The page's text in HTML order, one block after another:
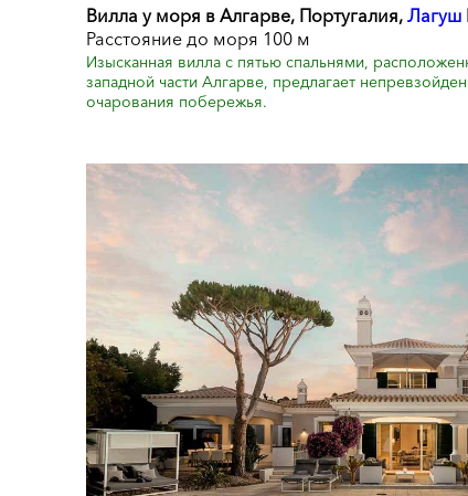
Вилла у моря в Алгарве, Португалия, Лагуш
Расстояние до моря 100 м
Изысканная вилла с пятью спальнями,
западной части Алгарве, предлагает
очарования побережья.